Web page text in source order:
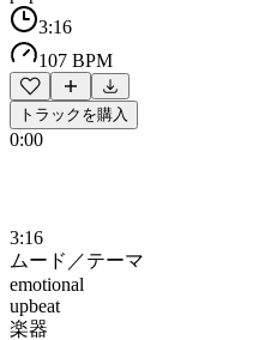
3:16
107 BPM
トラックを購入
0:00
3:16
ムード／テーマ
emotional
upbeat
楽器